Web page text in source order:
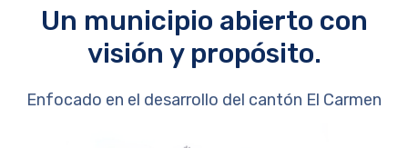
Un municipio abierto con
visión y propósito.
Enfocado en el desarrollo del cantón El Carmen